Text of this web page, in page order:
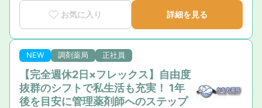
■外来・調剤・配達は一切なし！徹底した分業制で「対人業
務」に100%集中
■患者様の生活に寄り添い、窓口よりも近い距離で深い関係
性を築けるやりがい
お気に入り 詳細を見る
NEW 調剤薬局 正社員
【完全週休2日×フレックス】自由度
抜群のシフトで私生活も充実！ 1年
後を目安に管理薬剤師へのステップ